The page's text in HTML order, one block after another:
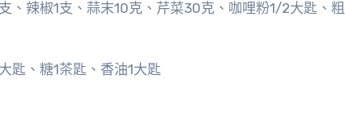
、辣椒1支、蒜末10克、芹菜30克、咖哩粉1/2大匙、
匙、糖1茶匙、香油1大匙